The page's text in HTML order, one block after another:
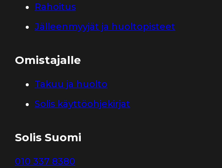
Rahoitus
Jälleenmyyjät ja huoltopisteet
Omistajalle
Takuu ja huolto
Solis käyttöohjekirjat
Solis Suomi
010 337 8380